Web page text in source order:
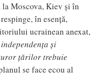
Moscova, Kiev și în
în esență,
ucrainean anexat,
și
țărilor trebuie
se face ecou al